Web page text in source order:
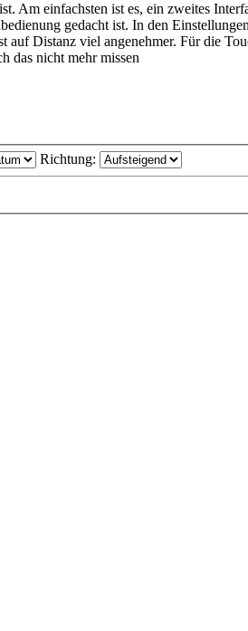
Am einfachsten ist es, ein zweites
gedacht ist. In den
auf Distanz viel angenehmer. Für die
das nicht mehr missen
Richtung: